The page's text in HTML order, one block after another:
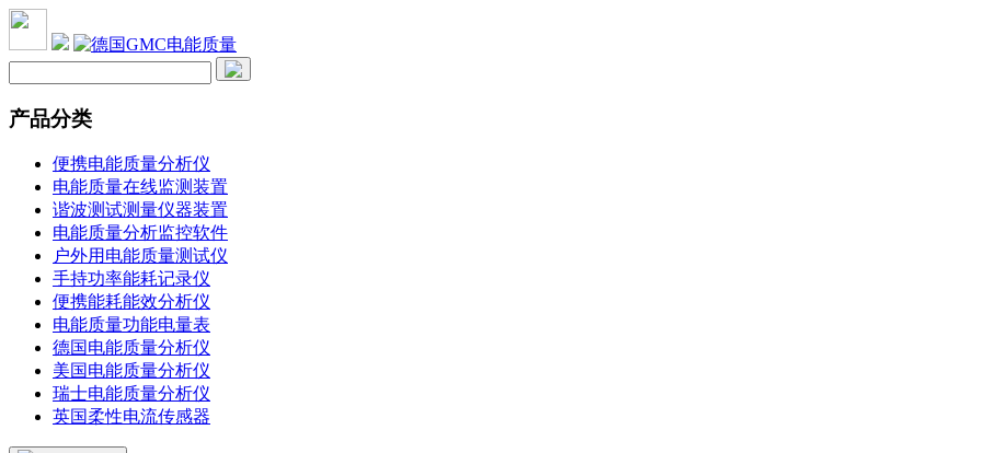
产品分类
便携电能质量分析仪
电能质量在线监测装置
谐波测试测量仪器装置
电能质量分析监控软件
户外用电能质量测试仪
手持功率能耗记录仪
便携能耗能效分析仪
电能质量功能电量表
德国电能质量分析仪
美国电能质量分析仪
瑞士电能质量分析仪
英国柔性电流传感器